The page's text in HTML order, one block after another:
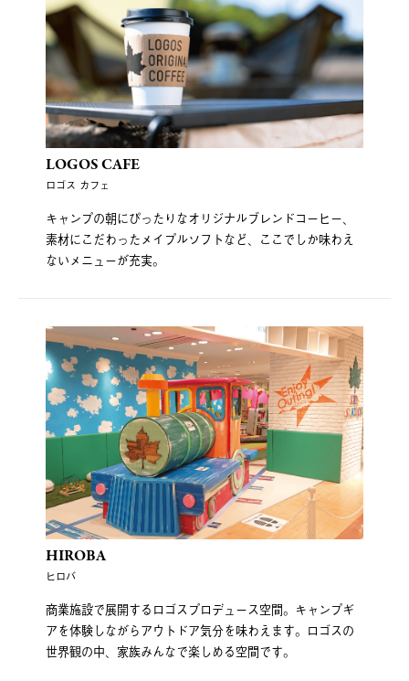
LOGOS CAFE
ロゴス カフェ
キャンプの朝にぴったりなオリジナルブレンドコーヒー、
素材にこだわったメイプルソフトなど、ここでしか味わえ
ないメニューが充実。
HIROBA
ヒロバ
商業施設で展開するロゴスプロデュース空間。キャンプギ
アを体験しながらアウトドア気分を味わえます。ロゴスの
世界観の中、家族みんなで楽しめる空間です。